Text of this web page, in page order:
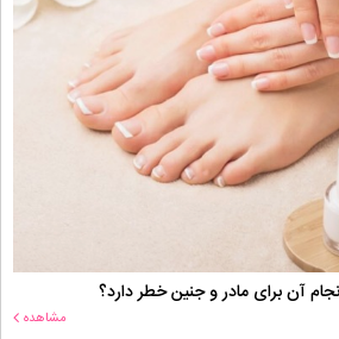
آن برای مادر و جنین خطر دارد؟
مشاهده